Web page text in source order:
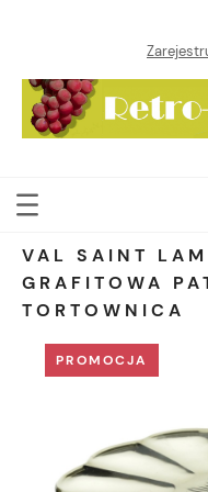
VAL SAINT
GRAFITOWA
TORTOWNICA
PROMOCJA